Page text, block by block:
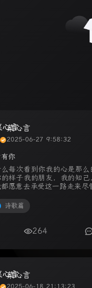
菜心言
2025-06-27 9:58:32
你
每次看到你我的心是那
样子我的朋友，我的知
愿意去承受这一路走来
诗歌篇
264
菜心言
2025-06-18 21:13:23